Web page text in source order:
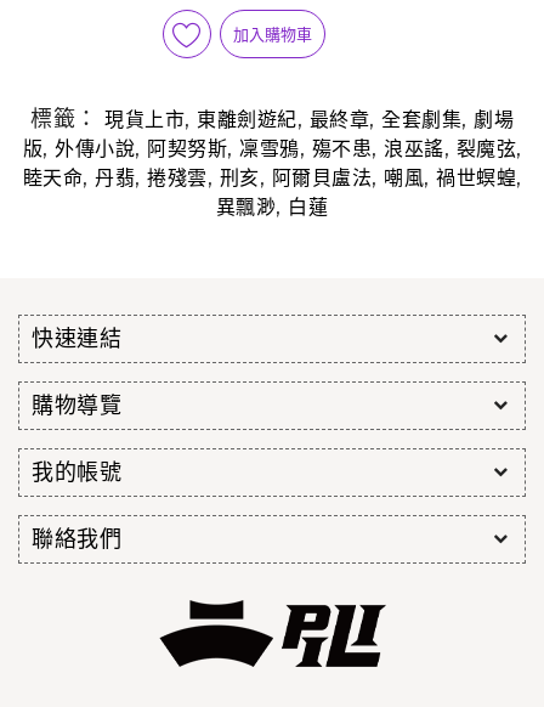
加入購物車
標籤： 現貨上市, 東離劍遊紀, 最終章, 全套劇集, 劇場
版, 外傳小說, 阿契努斯, 凜雪鴉, 殤不患, 浪巫謠, 裂魔弦,
睦天命, 丹翡, 捲殘雲, 刑亥, 阿爾貝盧法, 嘲風, 禍世螟蝗,
異飄渺, 白蓮
快速連結
購物導覽
我的帳號
聯絡我們